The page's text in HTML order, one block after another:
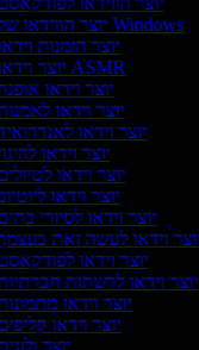
יוצר הווידאו של Windows
יוצר הזמנות
יוצר וידאו ASMR
יוצר וידאו
יוצר וידאו
יוצר וידאו
יוצר וידאו
יוצר וידאו
יוצר וידאו
יוצר וידאו לסיורי
יוצר וידאו לעשה זאת
יוצר וידאו
יוצר וידאו לרשתות
יוצר וידאו
יוצר וידאו